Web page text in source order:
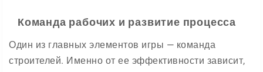
Команда рабочих и развитие процесса
Один из главных элементов игры — команда
строителей. Именно от ее эффективности зависит,